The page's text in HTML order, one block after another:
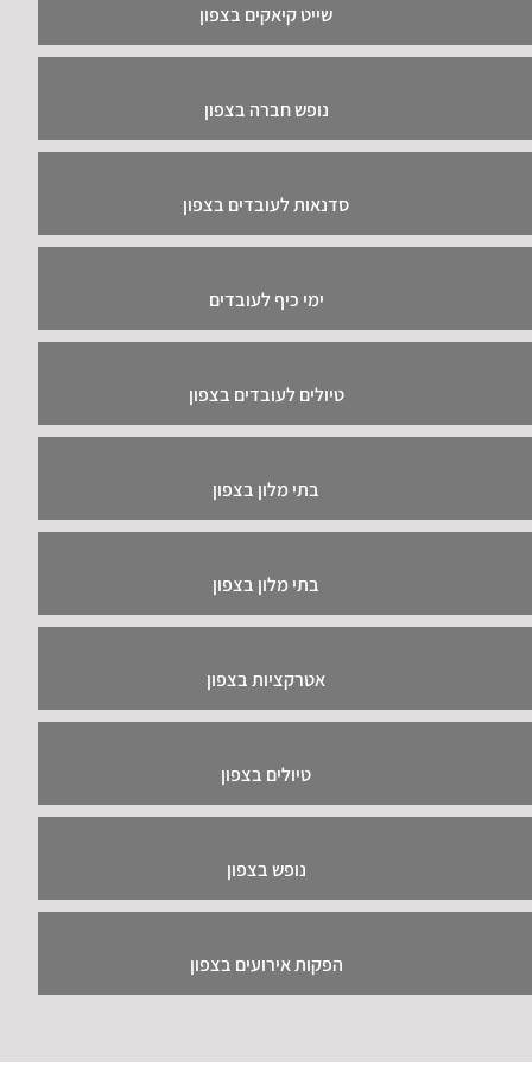
שייט קיאקים בצפון
נופש חברה בצפון
סדנאות לעובדים בצפון
ימי כיף לעובדים
טיולים לעובדים בצפון
בתי מלון בצפון
בתי מלון בצפון
אטרקציות בצפון
טיולים בצפון
נופש בצפון
הפקות אירועים בצפון